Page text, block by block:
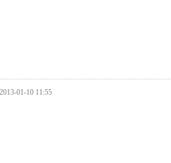
2013-01-10 11:55